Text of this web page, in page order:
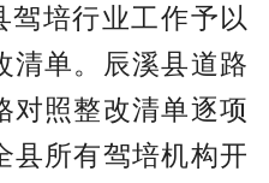
驾培行业工作予以
清单。辰溪县道路
对照整改清单逐项
县所有驾培机构开